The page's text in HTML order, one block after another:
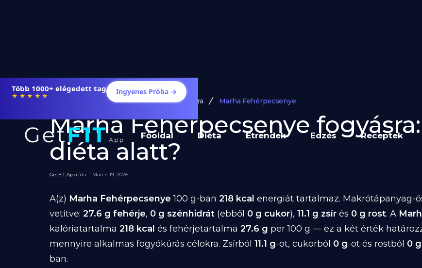
Több 1000+ elégedett tag
★★★★★ Ingyenes Próba →
Főoldal Diéta Étrendek Edzés Receptek
Diéta és Étrend Ételek Fogyásra Marha Fehérpecsenye
Marha Fehérpecsenye
diéta alatt?
GetFIT App Írta - March 19, 2026
A(z) Marha Fehérpecsenye 100 g-ban 218 kcal energiát tartalmaz. Makrótápanyag-
vetítve: 27.6 g fehérje, 0 g szénhidrát (ebből 0 g cukor), 11.1 g zsír és 0 g rost. A
kalóriatartalma 218 kcal és fehérjetartalma 27.6 g per 100 g — ez a két érték
mennyire alkalmas fogyókúrás célokra. Zsírból 11.1 g-ot, cukorból 0 g-ot és rostból 0 g
ban.